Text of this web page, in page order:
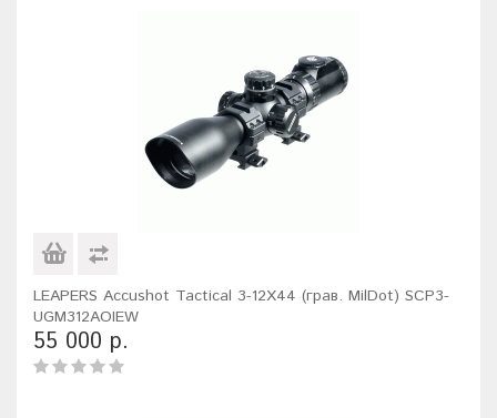
LEAPERS Accushot Tactical 3-12X44 (грав. MilDot) SCP3-
UGM312AOIEW
55 000 р.